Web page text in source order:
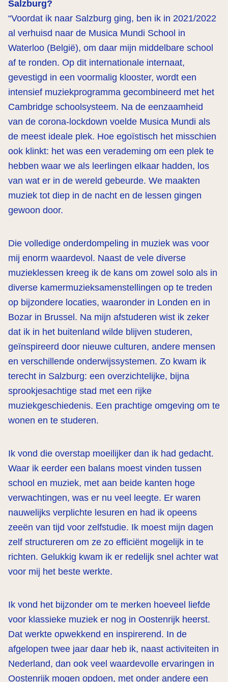
Salzburg?
“Voordat ik naar Salzburg ging, ben ik in 2021/2022
al verhuisd naar de Musica Mundi School in
Waterloo (België), om daar mijn middelbare school
af te ronden. Op dit internationale internaat,
gevestigd in een voormalig klooster, wordt een
intensief muziekprogramma gecombineerd met het
Cambridge schoolsysteem. Na de eenzaamheid
van de corona-lockdown voelde Musica Mundi als
de meest ideale plek. Hoe egoïstisch het misschien
ook klinkt: het was een verademing om een plek te
hebben waar we als leerlingen elkaar hadden, los
van wat er in de wereld gebeurde. We maakten
muziek tot diep in de nacht en de lessen gingen
gewoon door.
Die volledige onderdompeling in muziek was voor
mij enorm waardevol. Naast de vele diverse
muzieklessen kreeg ik de kans om zowel solo als in
diverse kamermuzieksamenstellingen op te treden
op bijzondere locaties, waaronder in Londen en in
Bozar in Brussel. Na mijn afstuderen wist ik zeker
dat ik in het buitenland wilde blijven studeren,
geïnspireerd door nieuwe culturen, andere mensen
en verschillende onderwijssystemen. Zo kwam ik
terecht in Salzburg: een overzichtelijke, bijna
sprookjesachtige stad met een rijke
muziekgeschiedenis. Een prachtige omgeving om te
wonen en te studeren.
Ik vond die overstap moeilijker dan ik had gedacht.
Waar ik eerder een balans moest vinden tussen
school en muziek, met aan beide kanten hoge
verwachtingen, was er nu veel leegte. Er waren
nauwelijks verplichte lesuren en had ik opeens
zeeën van tijd voor zelfstudie. Ik moest mijn dagen
zelf structureren om ze zo efficiënt mogelijk in te
richten. Gelukkig kwam ik er redelijk snel achter wat
voor mij het beste werkte.
Ik vond het bijzonder om te merken hoeveel liefde
voor klassieke muziek er nog in Oostenrijk heerst.
Dat werkte opwekkend en inspirerend. In de
afgelopen twee jaar daar heb ik, naast activiteiten in
Nederland, dan ook veel waardevolle ervaringen in
Oostenrijk mogen opdoen, met onder andere een